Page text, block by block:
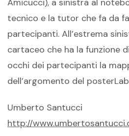
tecnico e la tutor che fa da
partecipanti. All’estrema
cartaceo che ha la funzione
occhi dei partecipanti la
dell’argomento del
Umberto Santucci
http://